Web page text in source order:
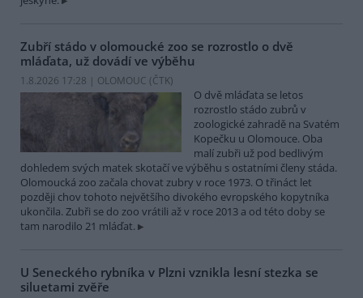
Zubří stádo v olomoucké zoo se rozrostlo o dvě
mláďata, už dovádí ve výběhu
1.8.2026 17:28 | OLOMOUC (ČTK)
O dvě mláďata se letos
rozrostlo stádo zubrů v
zoologické zahradě na Svatém
Kopečku u Olomouce. Oba
malí zubři už pod bedlivým
dohledem svých matek skotačí ve výběhu s ostatními členy stáda.
Olomoucká zoo začala chovat zubry v roce 1973. O třináct let
později chov tohoto největšího divokého evropského kopytníka
ukončila. Zubři se do zoo vrátili až v roce 2013 a od této doby se
tam narodilo 21 mláďat.
U Seneckého rybníka v Plzni vznikla lesní stezka se
siluetami zvěře